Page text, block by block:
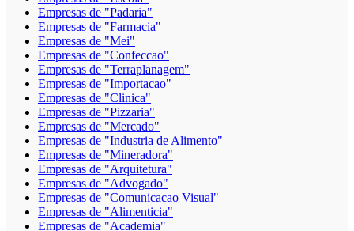
Empresas de "Padaria"
Empresas de "Farmacia"
Empresas de "Mei"
Empresas de "Confeccao"
Empresas de "Terraplanagem"
Empresas de "Importacao"
Empresas de "Clinica"
Empresas de "Pizzaria"
Empresas de "Mercado"
Empresas de "Industria de Alimento"
Empresas de "Mineradora"
Empresas de "Arquitetura"
Empresas de "Advogado"
Empresas de "Comunicacao Visual"
Empresas de "Alimenticia"
Empresas de "Academia"